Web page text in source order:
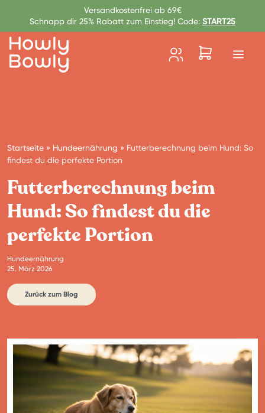
Zum Inhalt springenVersandkostenfrei ab 69€
Schnapp dir 25% Rabatt zum Einstieg! Code: START25
Startseite » Hundeernährung » Futterberechnung beim Hund: So
findest du die perfekte Portion
Futterberechnung beim
Hund: So findest du die
perfekte Portion
Hundeernährung
25. März 2026
Zurück zum Blog